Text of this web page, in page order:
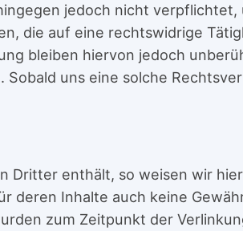
jedoch nicht
die auf eine rechtswidrige
bleiben hiervon jedoch
uns eine solche
Dritter enthält, so weisen wir
deren Inhalte auch keine
zum Zeitpunkt der